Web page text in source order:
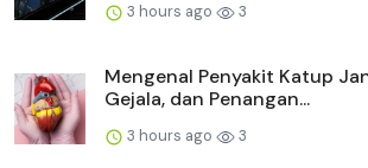
3 hours ago 3
Mengenal Penyakit Katup
Gejala, dan Penangan...
3 hours ago 3